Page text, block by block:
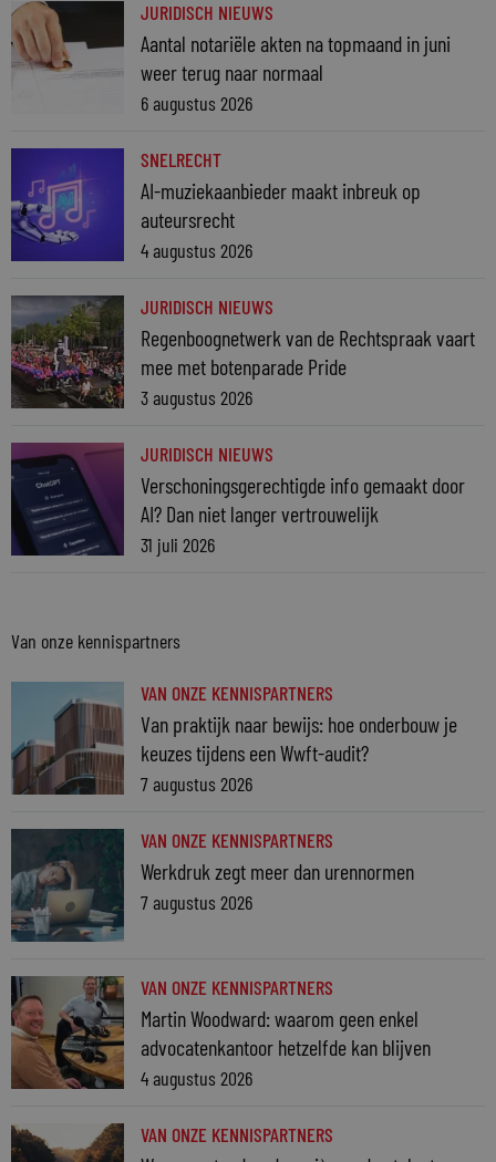
JURIDISCH NIEUWS
Aantal notariële akten na topmaand in juni
weer terug naar normaal
6 augustus 2026
SNELRECHT
AI-muziekaanbieder maakt inbreuk op
auteursrecht
4 augustus 2026
JURIDISCH NIEUWS
Regenboognetwerk van de Rechtspraak vaart
mee met botenparade Pride
3 augustus 2026
JURIDISCH NIEUWS
Verschoningsgerechtigde info gemaakt door
AI? Dan niet langer vertrouwelijk
31 juli 2026
Van onze kennispartners
VAN ONZE KENNISPARTNERS
Van praktijk naar bewijs: hoe onderbouw je
keuzes tijdens een Wwft-audit?
7 augustus 2026
VAN ONZE KENNISPARTNERS
Werkdruk zegt meer dan urennormen
7 augustus 2026
VAN ONZE KENNISPARTNERS
Martin Woodward: waarom geen enkel
advocatenkantoor hetzelfde kan blijven
4 augustus 2026
VAN ONZE KENNISPARTNERS